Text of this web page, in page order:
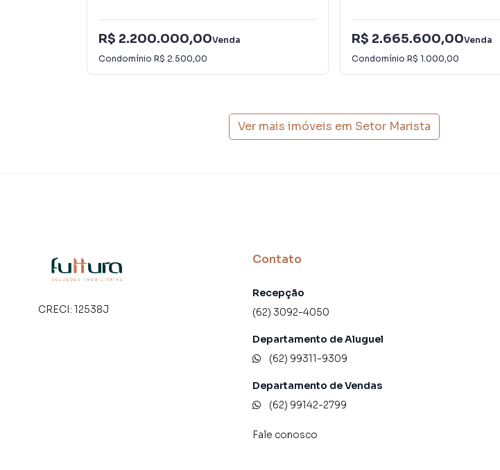
R$ 2.200.000,00Venda
Condomínio R$ 2.500,00
R$ 2.665.600,00Venda
Condomínio R$ 1.000,00
Ver mais imóveis em Setor Marista
CRECI: 12538J
Contato
Recepção
(62) 3092-4050
Departamento de Aluguel
(62) 99311-9309
Departamento de Vendas
(62) 99142-2799
Fale conosco